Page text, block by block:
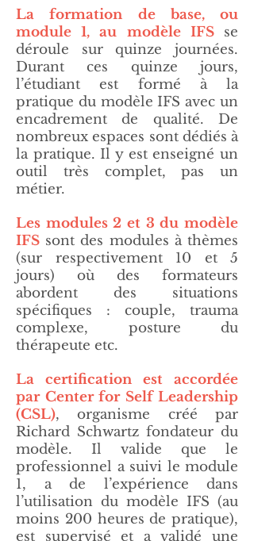
La formation de base, ou
module 1, au modèle IFSse
déroule sur quinze journées.
Durant ces quinze jours,
l’étudiant est formé à la
pratique du modèle IFS avec un
encadrement de qualité. De
nombreux espaces sont dédiés à
la pratique. Il y est enseigné un
outil très complet, pas un
métier.
Les modules 2 et 3 du modèle
IFS sont des modules à thèmes
(sur respectivement 10 et 5
jours) où des formateurs
abordent des situations
spécifiques : couple, trauma
complexe, posture du
thérapeute etc.
La certification est accordée
par Center for Self Leadership
(CSL), organisme créé par
Richard Schwartz fondateur du
modèle. Il valide que le
professionnel a suivi le module
1, a de l’expérience dans
l’utilisation du modèle IFS (au
moins 200 heures de pratique),
est supervisé et a validé une